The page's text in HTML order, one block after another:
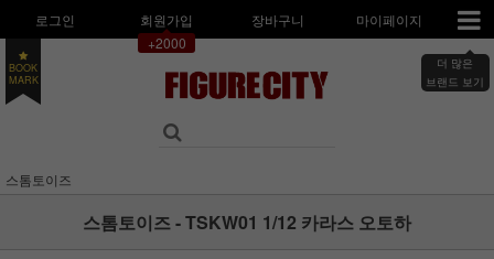
로그인
회원가입
+2000
장바구니 마이페이지
더 많은
브랜드 보기
BOOK
MARK
스톰토이즈
스톰토이즈 - TSKW01 1/12 카라스 오토하